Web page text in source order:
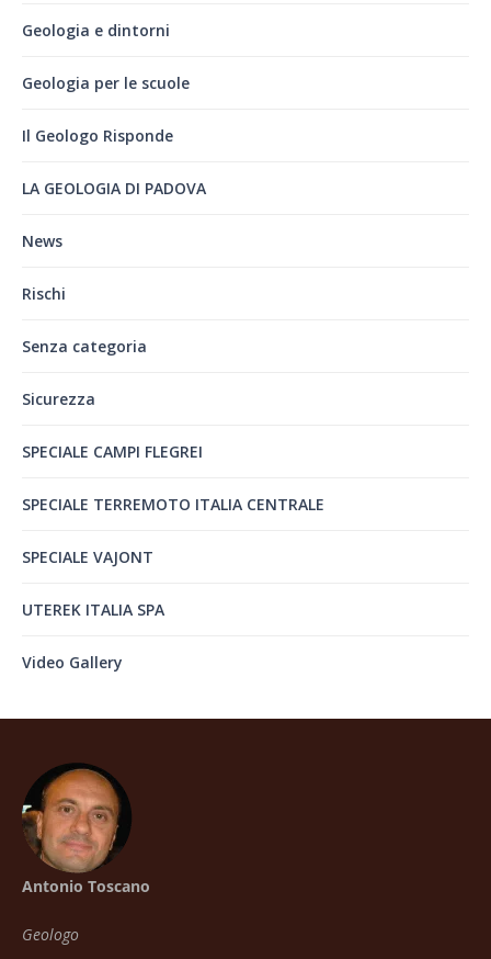
Geologia e dintorni
Geologia per le scuole
Il Geologo Risponde
LA GEOLOGIA DI PADOVA
News
Rischi
Senza categoria
Sicurezza
SPECIALE CAMPI FLEGREI
SPECIALE TERREMOTO ITALIA CENTRALE
SPECIALE VAJONT
UTEREK ITALIA SPA
Video Gallery
Antonio Toscano
Geologo